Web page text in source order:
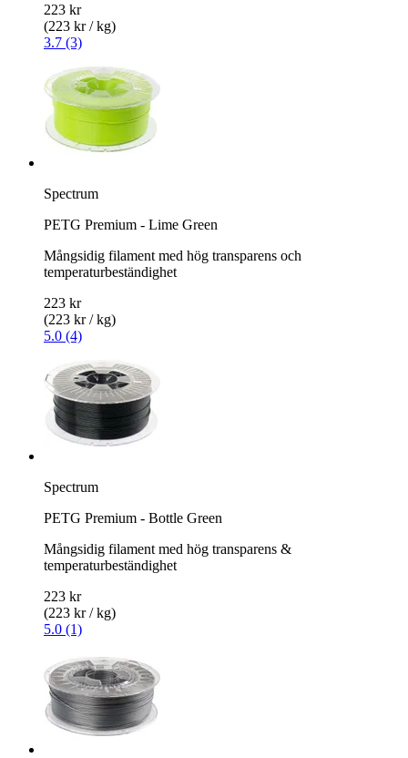
223 kr
(223 kr / kg)
3.7 (3)
Spectrum
PETG Premium - Lime Green
Mångsidig filament med hög transparens och
temperaturbeständighet
223 kr
(223 kr / kg)
5.0 (4)
Spectrum
PETG Premium - Bottle Green
Mångsidig filament med hög transparens &
temperaturbeständighet
223 kr
(223 kr / kg)
5.0 (1)